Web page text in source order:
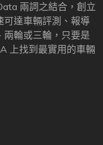
兩詞之結合，創立
可達車輛評測、報導
輪或三輪，只要是
上找到最實用的車輛